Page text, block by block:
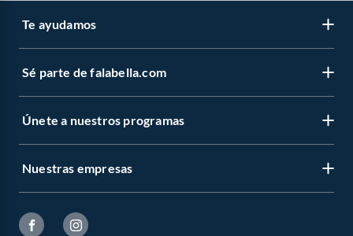
Te ayudamos
Sé parte de falabella.com
Únete a nuestros programas
Nuestras empresas